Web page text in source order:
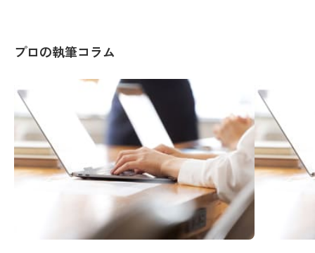
プロの執筆コラム